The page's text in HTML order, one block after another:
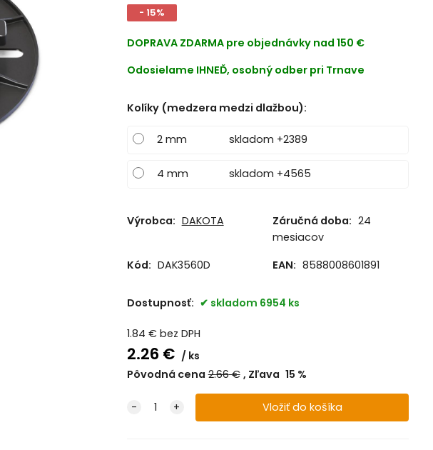
- 15%
DOPRAVA ZDARMA pre objednávky nad 150 €
Odosielame IHNEĎ, osobný odber pri Trnave
Kolíky (medzera medzi dlažbou):
2 mm skladom +2389
4 mm skladom +4565
Výrobca: DAKOTA Záručná doba: 24
mesiacov
Kód: DAK3560D EAN: 8588008601891
Dostupnosť: skladom 6954 ks
1.84 € bez DPH
2.26 €
ks
Pôvodná cena 2.66€ Zľava 15 %